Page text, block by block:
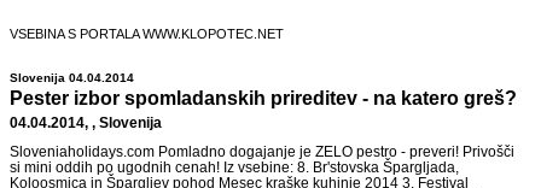
VSEBINA S PORTALA WWW.KLOPOTEC.NET
Slovenija 04.04.2014
Pester izbor spomladanskih prireditev - na katero greš?
04.04.2014, , Slovenija
Sloveniaholidays.com Pomladno dogajanje je ZELO pestro - preveri! Privošči
si mini oddih po ugodnih cenah! Iz vsebine: 8. Br'stovska Špargljada,
Koloosmica in Špargljev pohod Mesec kraške kuhinje 2014 3. Festival